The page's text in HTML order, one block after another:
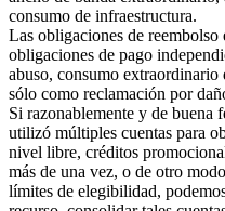
consumo de infraestructura.
Las obligaciones de reembolso
obligaciones de pago
abuso, consumo extraordinario
sólo como reclamación por
Si razonablemente y de buena
utilizó múltiples cuentas para
nivel libre, créditos
más de una vez, o de otro
límites de elegibilidad,